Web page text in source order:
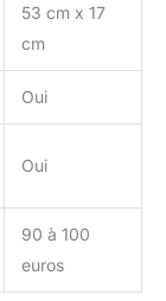
53 cm x 17
cm
Oui
Oui
90 à 100
euros